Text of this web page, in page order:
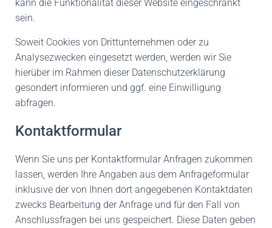
kann die Funktionalität dieser Website eingeschränkt
sein.
Soweit Cookies von Drittunternehmen oder zu
Analysezwecken eingesetzt werden, werden wir Sie
hierüber im Rahmen dieser Datenschutzerklärung
gesondert informieren und ggf. eine Einwilligung
abfragen.
Kontaktformular
Wenn Sie uns per Kontaktformular Anfragen zukommen
lassen, werden Ihre Angaben aus dem Anfrageformular
inklusive der von Ihnen dort angegebenen Kontaktdaten
zwecks Bearbeitung der Anfrage und für den Fall von
Anschlussfragen bei uns gespeichert. Diese Daten geben